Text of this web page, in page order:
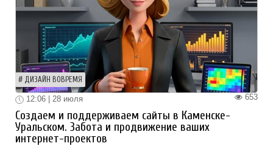
ДИЗАЙН ВОВРЕМЯ
653
12:06 | 28 июля
Создаем и поддерживаем сайты в Каменске-
Уральском. Забота и продвижение ваших
интернет-проектов